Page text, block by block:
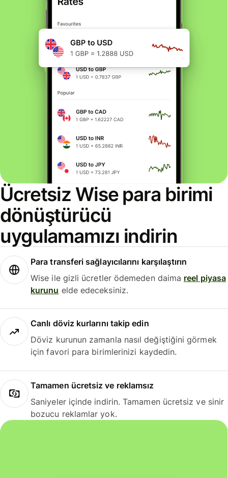
Ücretsiz Wise para birimi
dönüştürücü
uygulamamızı indirin
Para transferi sağlayıcılarını karşılaştırın
Wise ile gizli ücretler ödemeden daima reel piyasa
kurunu elde edeceksiniz.
Canlı döviz kurlarını takip edin
Döviz kurunun zamanla nasıl değiştiğini görmek
için favori para birimlerinizi kaydedin.
Tamamen ücretsiz ve reklamsız
Saniyeler içinde indirin. Tamamen ücretsiz ve sinir
bozucu reklamlar yok.